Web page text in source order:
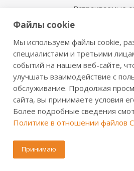
Встраиваемые
Сейфы с отделкой
Металлические
Информация для
Сервисная
Сертификаты и
Файлы cookie
Мы используем файлы cookie,
специалистами и третьими
событий на нашем веб-сайте,
улучшать взаимодействие с
обслуживание. Продолжая
сайта, вы принимаете условия
Более подробные сведения
Политике в отношении файлов
Принимаю